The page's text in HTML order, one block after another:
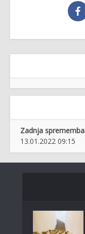
Zadnja sprememba
13.01.2022 09:15